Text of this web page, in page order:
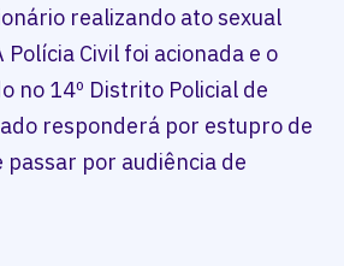
realizando ato sexual
Polícia Civil foi acionada e o
no 14º Distrito Policial de
responderá por estupro de
passar por audiência de